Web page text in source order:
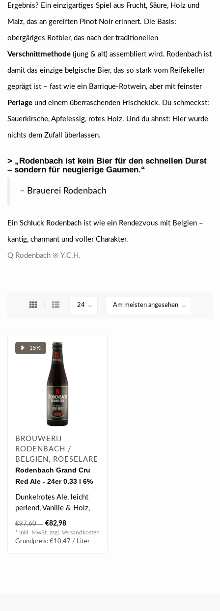
Ergebnis? Ein einzigartiges Spiel aus Frucht, Säure, Holz und
Malz, das an gereiften Pinot Noir erinnert. Die Basis:
obergäriges Rotbier, das nach der traditionellen
Verschnittmethode (jung & alt) assembliert wird. Rodenbach ist
damit das einzige belgische Bier, das so stark vom Reifekeller
geprägt ist – fast wie ein Barrique-Rotwein, aber mit feinster
Perlage und einem überraschenden Frischekick. Du schmeckst:
Sauerkirsche, Apfelessig, rotes Holz. Und du ahnst: Hier wurde
nichts dem Zufall überlassen.
> „Rodenbach ist kein Bier für den schnellen Durst
– sondern für neugierige Gaumen.“
– Brauerei Rodenbach
Ein Schluck Rodenbach ist wie ein Rendezvous mit Belgien –
kantig, charmant und voller Charakter.
Q Rodenbach ※ Y.C.H.
❥ -15%
BROUWERIJ
RODENBACH /
BELGIEN, ROESELARE
Rodenbach Grand Cru
Red Ale - 24er 0.33 l 6%
vol
Dunkelrotes Ale, leicht
perlend, Vanille & Holz,
dunkle Früchte, sehr
erfrische..
€97,60 €82,98
* Inkl. MwSt. zzgl. Versandkosten
Grundpreis: €10,47 / Liter